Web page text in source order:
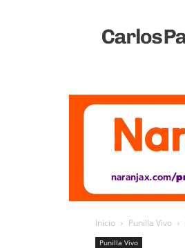
Vivo
Inicio Punilla Vivo
Punilla Vivo